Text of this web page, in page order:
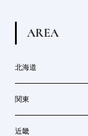
AREA
北海道
関東
近畿